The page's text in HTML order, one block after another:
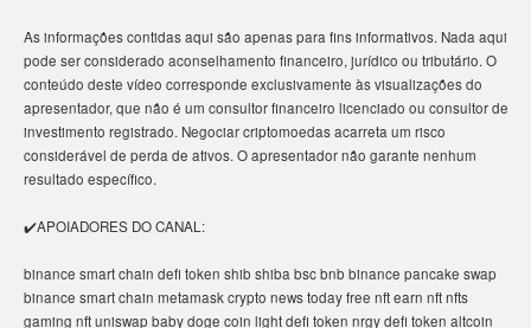
As informações contidas aqui são apenas para fins informativos. Nada aqui
pode ser considerado aconselhamento financeiro, jurídico ou tributário. O
conteúdo deste vídeo corresponde exclusivamente às visualizações do
apresentador, que não é um consultor financeiro licenciado ou consultor de
investimento registrado. Negociar criptomoedas acarreta um risco
considerável de perda de ativos. O apresentador não garante nenhum
resultado específico.
✔️APOIADORES DO CANAL:
binance smart chain defi token shib shiba bsc bnb binance pancake swap
binance smart chain metamask crypto news today free nft earn nft nfts
gaming nft uniswap baby doge coin light defi token nrgy defi token altcoin